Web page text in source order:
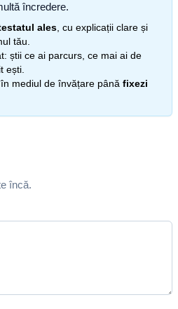
încredere.
ales , cu explicații clare și
tău.
știi ce ai parcurs, ce mai ai de
ești.
mediul de învățare până fixezi
încă.